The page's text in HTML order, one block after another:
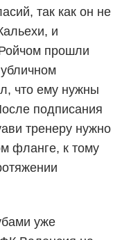
так как он не
и
прошли
что ему нужны
подписания
тренеру нужно
фланге, к тому
уже